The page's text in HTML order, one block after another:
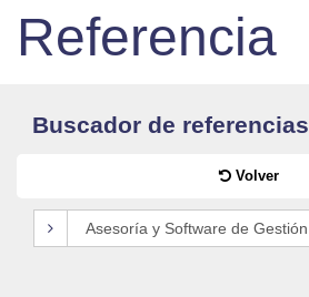
Referencia
Buscador de referencias
Volver